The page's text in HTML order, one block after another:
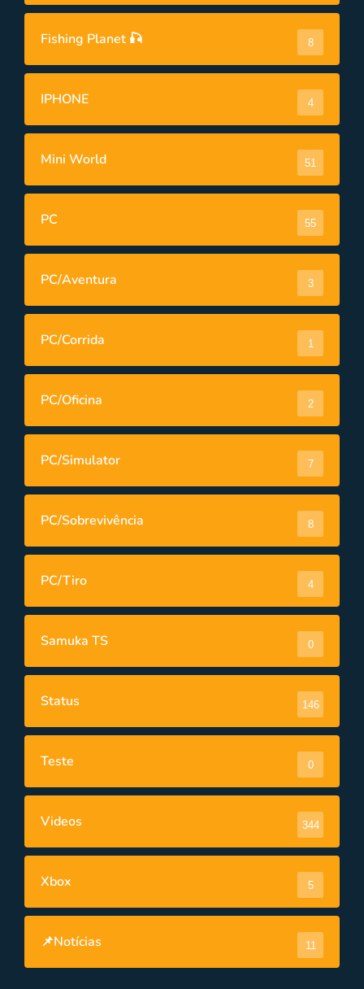
Fishing Planet 🎣 8
IPHONE 4
Mini World 51
PC 55
PC/Aventura 3
PC/Corrida 1
PC/Oficina 2
PC/Simulator 7
PC/Sobrevivência 8
PC/Tiro 4
Samuka TS 0
Status 146
Teste 0
Videos 344
Xbox 5
📌Notícias 11